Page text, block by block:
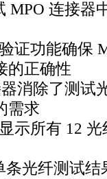
MPO 连接器
证功能确保
的正确性
消除了测试
需求
示所有 12
条光纤测试